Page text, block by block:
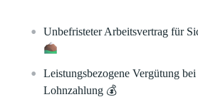
Unbefristeter Arbeitsvertrag für
Leistungsbezogene Vergütung
Lohnzahlung 💰